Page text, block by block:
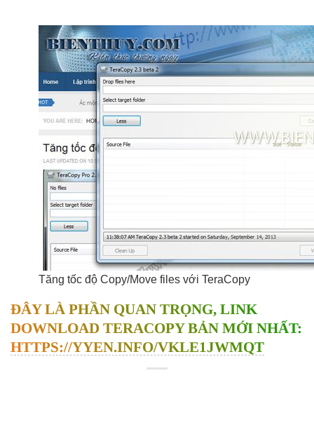
Tăng tốc độ Copy/Move files với TeraCopy
ĐÂY LÀ PHẦN QUAN TRỌNG, LINK
DOWNLOAD TERACOPY BẢN MỚI NHẤT:
HTTPS://YYEN.INFO/VKLE1JWMQT